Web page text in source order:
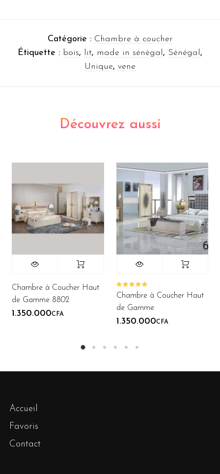
Catégorie : Chambre à coucher
Étiquette : bois, lit, made in sénégal , Sénégal ,
Unique, vene
Découvrez aussi
Chambre à Coucher Haut
de Gamme 8802
1.350.000CFA
Note
5.00sur
5
Chambre à Coucher Haut
de Gamme
1.350.000CFA
Accueil
Favoris
Contact